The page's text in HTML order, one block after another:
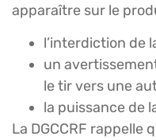
apparaître sur le
l’interdiction de
un
le tir vers une
la puissance de
La DGCCRF rappelle